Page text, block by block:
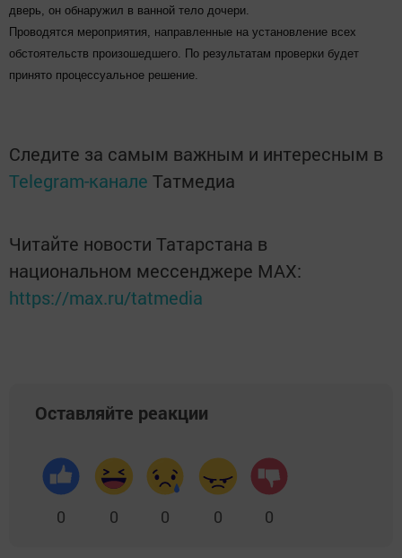
дверь, он обнаружил в ванной тело дочери.
Проводятся мероприятия, направленные на установление всех
обстоятельств произошедшего. По результатам проверки будет
принято процессуальное решение.
Следите за самым важным и интересным в
Telegram-канале Татмедиа
Читайте новости Татарстана в
национальном мессенджере MАХ:
https://max.ru/tatmedia
Оставляйте реакции
0 0 0 0 0